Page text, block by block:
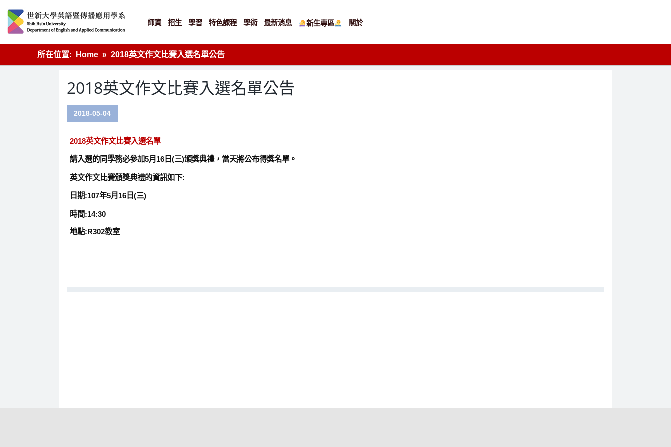
content
英語傳播
師資 招生 學習 特色課程 學術 最新消息 新生專區 關於
所在位置: Home 2018英文作文比賽入選名單公告
2018英文作文比賽入選名單公告
2018-05-04
2018英文作文比賽入選名單
請入選的同學務必參加5月16日(三)頒獎典禮，當天將公布得獎名單。
英文作文比賽頒獎典禮的資訊如下:
日期:107年5月16日(三)
時間:14:30
地點:R302教室